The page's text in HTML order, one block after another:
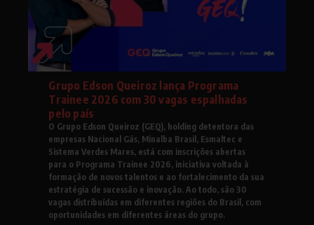
Grupo Edson Queiroz lança Programa
Trainee 2026 com 30 vagas espalhadas
pelo país
O Grupo Edson Queiroz (GEQ), holding detentora das
empresas Nacional Gás, Minalba Brasil, Esmaltec e
Sistema Verdes Mares, está com inscrições abertas
para o Programa Trainee 2026, iniciativa voltada à
formação de novos talentos e ao fortalecimento da sua
estratégia de sucessão e inovação. Ao todo, são 30
vagas distribuídas em diferentes regiões do Brasil, com
oportunidades em diferentes áreas do grupo.